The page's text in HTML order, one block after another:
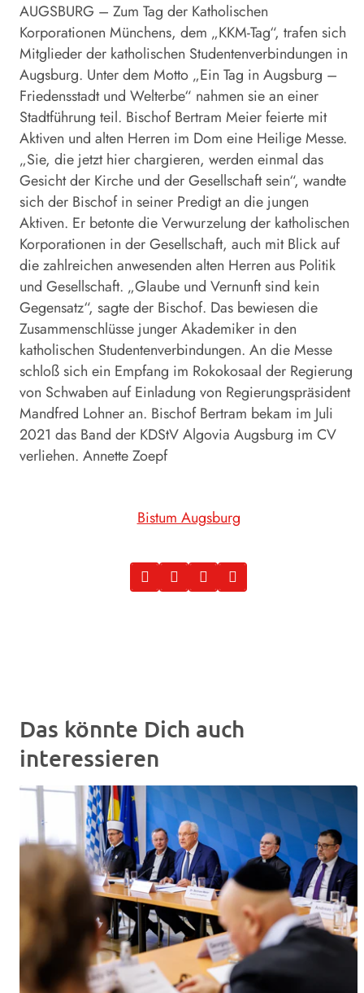
AUGSBURG – Zum Tag der Katholischen
Korporationen Münchens, dem „KKM-Tag“, trafen sich
Mitglieder der katholischen Studentenverbindungen in
Augsburg. Unter dem Motto „Ein Tag in Augsburg –
Friedensstadt und Welterbe“ nahmen sie an einer
Stadtführung teil. Bischof Bertram Meier feierte mit
Aktiven und alten Herren im Dom eine Heilige Messe.
„Sie, die jetzt hier chargieren, werden einmal das
Gesicht der Kirche und der Gesellschaft sein“, wandte
sich der Bischof in seiner Predigt an die jungen
Aktiven. Er betonte die Verwurzelung der katholischen
Korporationen in der Gesellschaft, auch mit Blick auf
die zahlreichen anwesenden alten Herren aus Politik
und Gesellschaft. „Glaube und Vernunft sind kein
Gegensatz“, sagte der Bischof. Das bewiesen die
Zusammenschlüsse junger Akademiker in den
katholischen Studentenverbindungen. An die Messe
schloß sich ein Empfang im Rokokosaal der Regierung
von Schwaben auf Einladung von Regierungspräsident
Mandfred Lohner an. Bischof Bertram bekam im Juli
2021 das Band der KDStV Algovia Augsburg im CV
verliehen. Annette Zoepf
Bistum Augsburg
Das könnte Dich auch
interessieren